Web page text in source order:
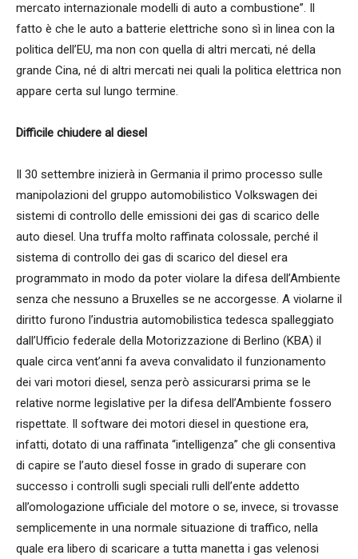
mercato internazionale modelli di auto a combustione”. Il
fatto è che le auto a batterie elettriche sono sì in linea con la
politica dell’EU, ma non con quella di altri mercati, né della
grande Cina, né di altri mercati nei quali la politica elettrica non
appare certa sul lungo termine.
Difficile chiudere al diesel
Il 30 settembre inizierà in Germania il primo processo sulle
manipolazioni del gruppo automobilistico Volkswagen dei
sistemi di controllo delle emissioni dei gas di scarico delle
auto diesel. Una truffa molto raffinata colossale, perché il
sistema di controllo dei gas di scarico del diesel era
programmato in modo da poter violare la difesa dell’Ambiente
senza che nessuno a Bruxelles se ne accorgesse. A violarne il
diritto furono l’industria automobilistica tedesca spalleggiato
dall’Ufficio federale della Motorizzazione di Berlino (KBA) il
quale circa vent’anni fa aveva convalidato il funzionamento
dei vari motori diesel, senza però assicurarsi prima se le
relative norme legislative per la difesa dell’Ambiente fossero
rispettate. Il software dei motori diesel in questione era,
infatti, dotato di una raffinata “intelligenza” che gli consentiva
di capire se l’auto diesel fosse in grado di superare con
successo i controlli sugli speciali rulli dell’ente addetto
all’omologazione ufficiale del motore o se, invece, si trovasse
semplicemente in una normale situazione di traffico, nella
quale era libero di scaricare a tutta manetta i gas velenosi